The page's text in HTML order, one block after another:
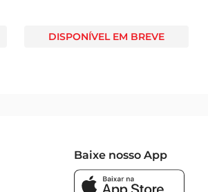
DISPONÍVEL EM BREVE
Baixe nosso App